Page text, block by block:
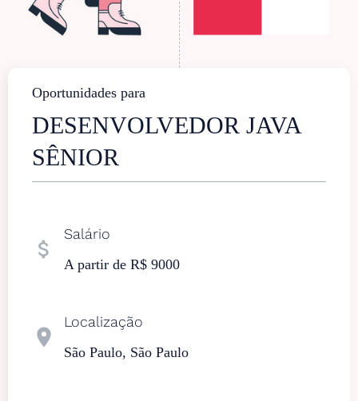
Oportunidades para
DESENVOLVEDOR JAVA
SÊNIOR
attach_money
Salário
A partir de R$ 9000
location_on
Localização
São Paulo, São Paulo